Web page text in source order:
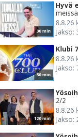
30 min
Hyvä
meissä
8.8.26
Jakso:
30 min
Klubi
8.8.26
Jakso:
120 min
2/2
8.8.26
Jakso: